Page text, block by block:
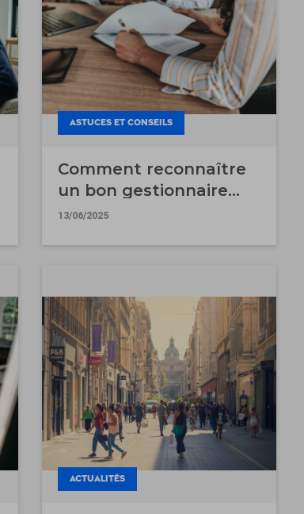
ASTUCES ET CONSEILS
Comment reconnaître
un bon gestionnaire
immobilier ?
13/06/2025
ACTUALITÉS